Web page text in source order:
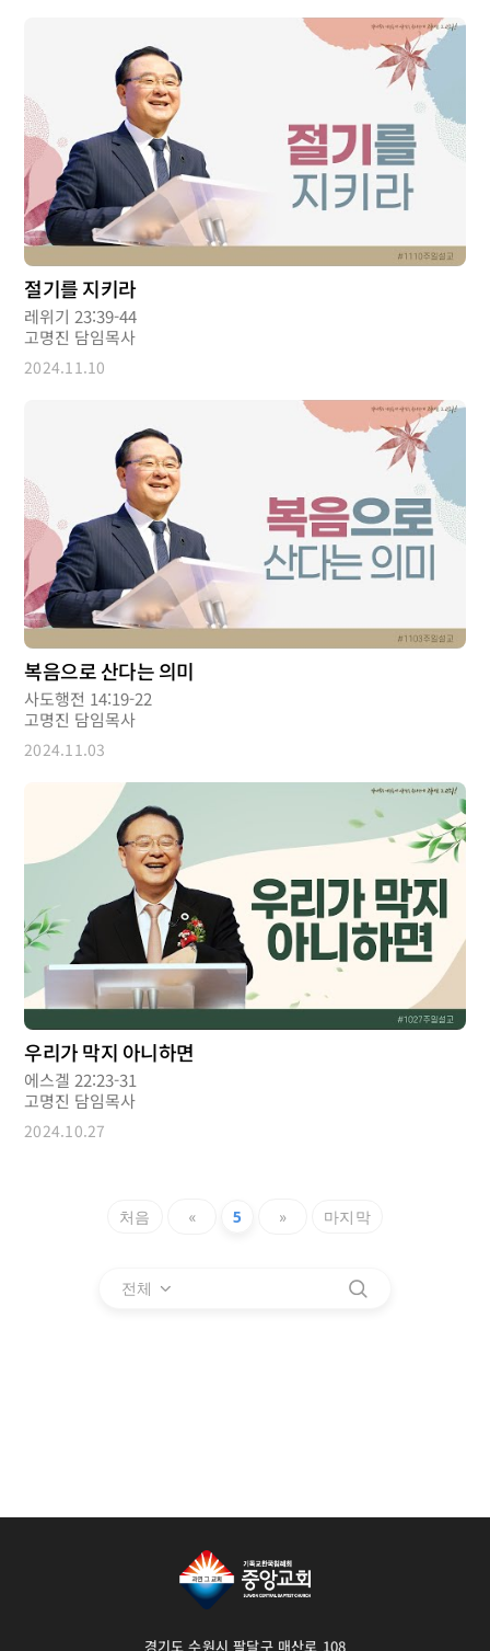
절기를 지키라
레위기 23:39-44
고명진 담임목사
2024.11.10
복음으로 산다는 의미
사도행전 14:19-22
고명진 담임목사
2024.11.03
우리가 막지 아니하면
에스겔 22:23-31
고명진 담임목사
2024.10.27
처음 « 5 » 마지막
전체
경기도 수원시 팔달구 매산로 108